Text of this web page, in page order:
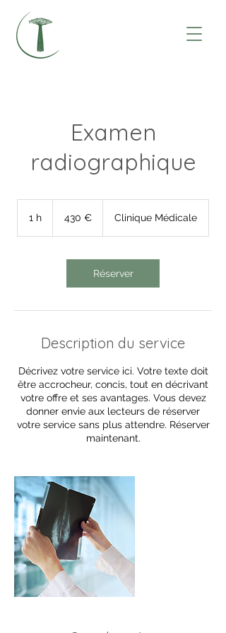
Examen
radiographique
1 h 430 € Clinique Médicale
Réserver
Description du service
Décrivez votre service ici. Votre texte doit
être accrocheur, concis, tout en décrivant
votre offre et ses avantages. Vous devez
donner envie aux lecteurs de réserver
votre service sans plus attendre. Réserver
maintenant.